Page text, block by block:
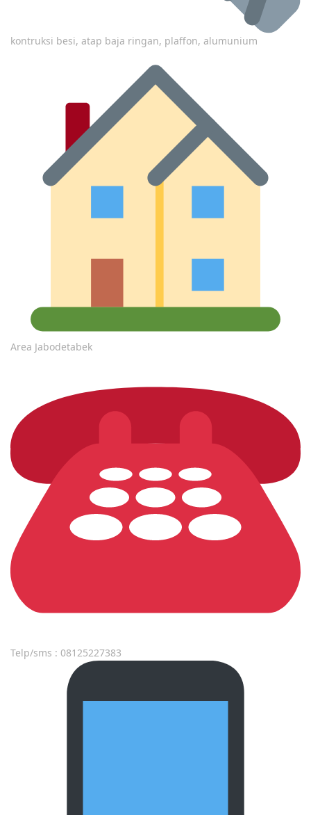
kontruksi besi, atap baja ringan, plaffon, alumunium
Area Jabodetabek
Telp/sms : 08125227383